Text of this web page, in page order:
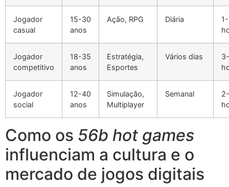
Jogador
casual
15-30
anos
Ação, RPG Diária
Jogador
competitivo
18-35
anos
Estratégia,
Esportes
Vários dias
Jogador
social
12-40
anos
Simulação,
Multiplayer
Semanal
Como os 56b hot games
influenciam a cultura e o
mercado de jogos digitais